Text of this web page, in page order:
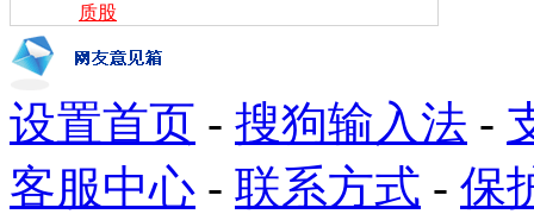
质股
设置首页 - 搜狗输入法 -
客服中心 - 联系方式 - 保